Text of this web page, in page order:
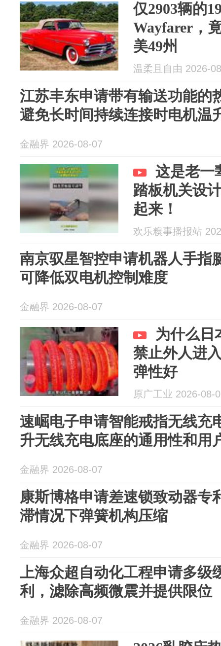
仅2903辆的
Wayfarer，
美49州
温柔且自由 2026-
江苏丰东申请带有输送功能的
避免长时间持续连接时电机温
金融界 2026-08-07
这是老一
踏板机关设
起来！
欢乐糗事播报站
南京驭星智控申请机器人手指
可降低双电机控制难度
金融界 2026-08-07
为什么日
禁止外人进
弹性好
原广工业 2026-08-
速崛电子申请智能戒指无线充
升无线充电底座的通用性和用
金融界 2026-08-07
康斯博格申请差速锁致动器专
滞情况下弹簧机构压缩
金融界 2026-08-07
上海众超自动化工程申请多级
利，滤除高频微震并提供限位
金融界 2026-08-07